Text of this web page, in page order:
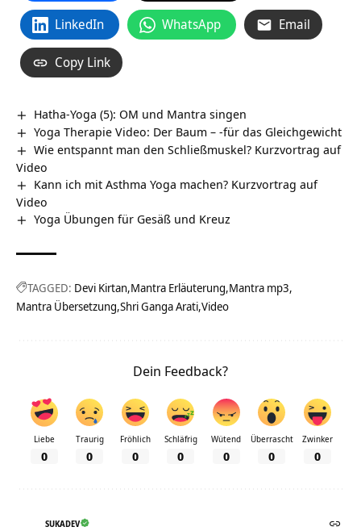
LinkedIn WhatsApp Email
Copy Link
Hatha-Yoga (5): OM und Mantra singen
Yoga Therapie Video: Der Baum – -für das Gleichgewicht
Wie entspannt man den Schließmuskel? Kurzvortrag auf
Video
Kann ich mit Asthma Yoga machen? Kurzvortrag auf
Video
Yoga Übungen für Gesäß und Kreuz
TAGGED: Devi Kirtan Mantra Erläuterung Mantra mp3
Mantra Übersetzung Shri Ganga Arati Video
Dein Feedback?
Liebe
0
Traurig
0
Fröhlich
0
Schläfrig
0
Wütend
0
Überrascht
0
Zwinker
0
SUKADEV